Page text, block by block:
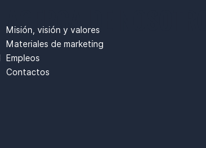
ACERCA DE NOSOTROS
Misión, visión y valores
Materiales de marketing
Empleos
Contactos